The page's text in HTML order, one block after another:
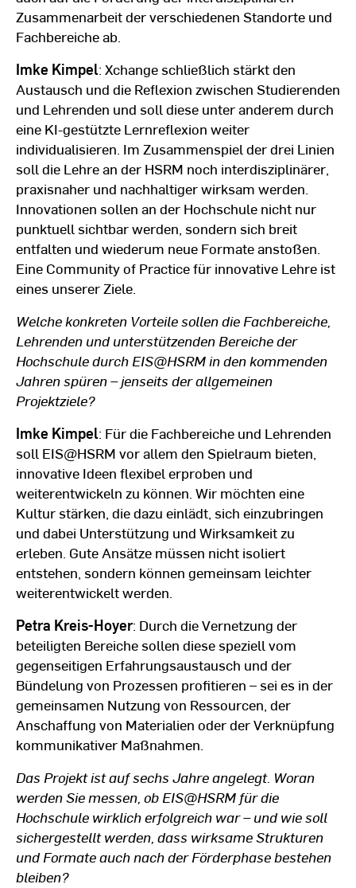
Zusammenarbeit der verschiedenen Standorte und
Fachbereiche ab.
Imke Kimpel: Xchange schließlich stärkt den
Austausch und die Reflexion zwischen Studierenden
und Lehrenden und soll diese unter anderem durch
eine KI-gestützte Lernreflexion weiter
individualisieren. Im Zusammenspiel der drei Linien
soll die Lehre an der HSRM noch interdisziplinärer,
praxisnaher und nachhaltiger wirksam werden.
Innovationen sollen an der Hochschule nicht nur
punktuell sichtbar werden, sondern sich breit
entfalten und wiederum neue Formate anstoßen.
Eine Community of Practice für innovative Lehre ist
eines unserer Ziele.
Welche konkreten Vorteile sollen die Fachbereiche,
Lehrenden und unterstützenden Bereiche der
Hochschule durch EIS@HSRM in den kommenden
Jahren spüren – jenseits der allgemeinen
Projektziele?
Imke Kimpel: Für die Fachbereiche und Lehrenden
soll EIS@HSRM vor allem den Spielraum bieten,
innovative Ideen flexibel erproben und
weiterentwickeln zu können. Wir möchten eine
Kultur stärken, die dazu einlädt, sich einzubringen
und dabei Unterstützung und Wirksamkeit zu
erleben. Gute Ansätze müssen nicht isoliert
entstehen, sondern können gemeinsam leichter
weiterentwickelt werden.
Petra Kreis-Hoyer: Durch die Vernetzung der
beteiligten Bereiche sollen diese speziell vom
gegenseitigen Erfahrungsaustausch und der
Bündelung von Prozessen profitieren – sei es in der
gemeinsamen Nutzung von Ressourcen, der
Anschaffung von Materialien oder der Verknüpfung
kommunikativer Maßnahmen.
Das Projekt ist auf sechs Jahre angelegt. Woran
werden Sie messen, ob EIS@HSRM für die
Hochschule wirklich erfolgreich war – und wie soll
sichergestellt werden, dass wirksame Strukturen
und Formate auch nach der Förderphase bestehen
bleiben?